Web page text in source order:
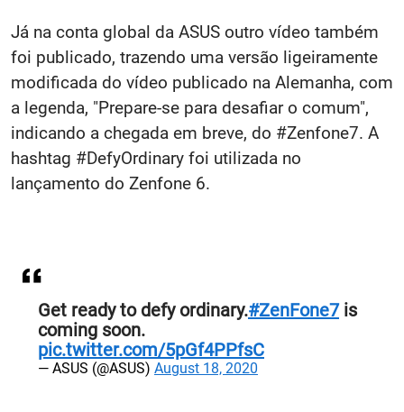
Já na conta global da ASUS outro vídeo também
foi publicado, trazendo uma versão ligeiramente
modificada do vídeo publicado na Alemanha, com
a legenda, "Prepare-se para desafiar o comum",
indicando a chegada em breve, do #Zenfone7. A
hashtag #DefyOrdinary foi utilizada no
lançamento do Zenfone 6.
Get ready to defy ordinary.#ZenFone7is
coming soon.
pic.twitter.com/5pGf4PPfsC
— ASUS (@ASUS) August 18, 2020